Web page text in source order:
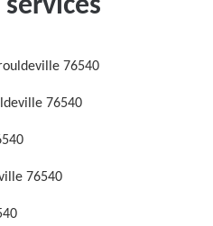
76540
76540
76540